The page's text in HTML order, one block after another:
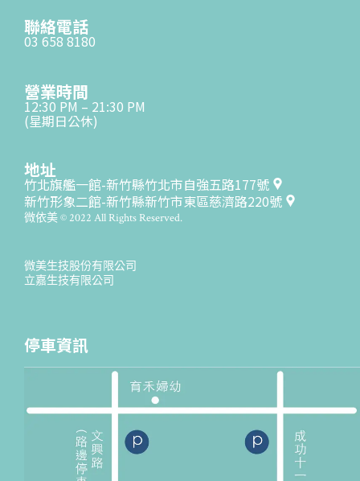
聯絡電話
03 658 8180
營業時間
12:30 PM – 21:30 PM
(星期日公休)
地址
竹北旗艦一館-新竹縣竹北市自強五路177號
新竹形象二館-新竹縣新竹市東區慈濟路220號
微依美 © 2022 All Rights Reserved.
微美生技股份有限公司
立嘉生技有限公司
停車資訊